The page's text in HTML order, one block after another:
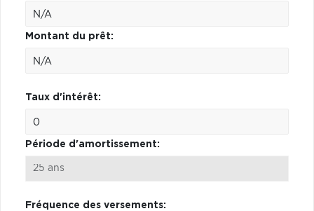
Montant du prêt:
Taux d'intérêt:
Période d'amortissement:
Fréquence des versements: